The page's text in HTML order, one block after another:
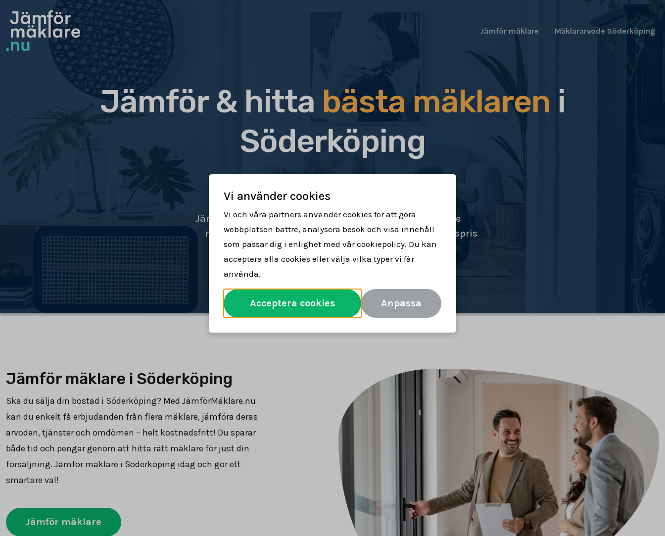
Jämför mäklare Mäklararvode Söderköping
Jämför & hitta bästa mäklaren i
Söderköping
Jämför & hitta rätt
mäklare för dig
Sälj din bostad
snabbt & tryggt
Få högre
försäljningspris
Jämför mäklare i Söderköping
Ska du sälja din bostad i Söderköping? Med JämförMäklare.nu
kan du enkelt få erbjudanden från flera mäklare, jämföra deras
arvoden, tjänster och omdömen – helt kostnadsfritt! Du sparar
både tid och pengar genom att hitta rätt mäklare för just din
försäljning. Jämför mäklare i Söderköping idag och gör ett
smartare val!
Jämför mäklare
Vi använder cookies
Vi och våra partners använder cookies för att göra
webbplatsen bättre, analysera besök och visa innehåll
som passar dig i enlighet med vår cookiepolicy. Du kan
acceptera alla cookies eller välja vilka typer vi får
använda.
Acceptera cookies Anpassa